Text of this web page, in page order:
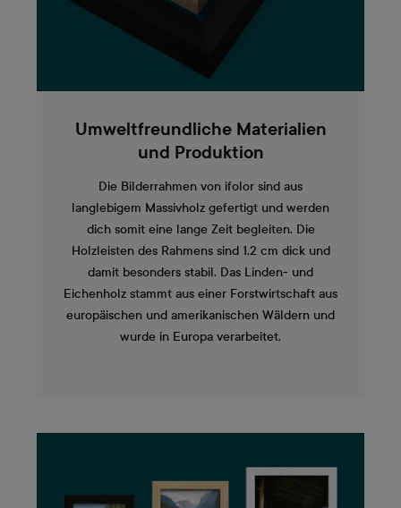
Umweltfreundliche Materialien
und Produktion
Die Bilderrahmen von ifolor sind aus
langlebigem Massivholz gefertigt und werden
dich somit eine lange Zeit begleiten. Die
Holzleisten des Rahmens sind 1.2 cm dick und
damit besonders stabil. Das Linden- und
Eichenholz stammt aus einer Forstwirtschaft aus
europäischen und amerikanischen Wäldern und
wurde in Europa verarbeitet.